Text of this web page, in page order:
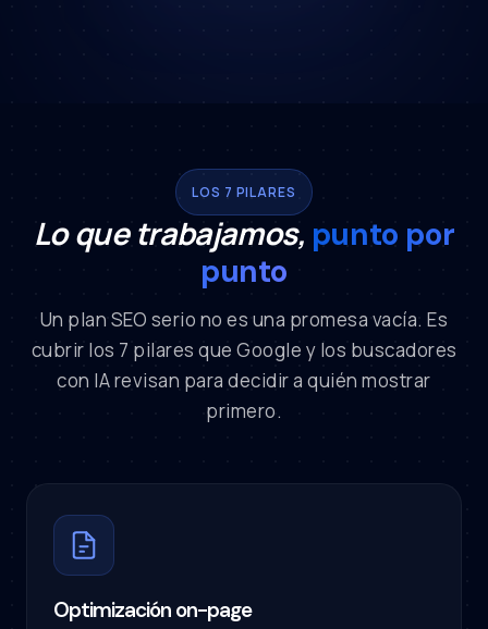
LOS 7 PILARES
Lo que trabajamos, punto por
punto
Un plan SEO serio no es una promesa vacía. Es
cubrir los 7 pilares que Google y los buscadores
con IA revisan para decidir a quién mostrar
primero.
Optimización on-page